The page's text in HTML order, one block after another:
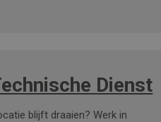
Dienst
blijft draaien? Werk in